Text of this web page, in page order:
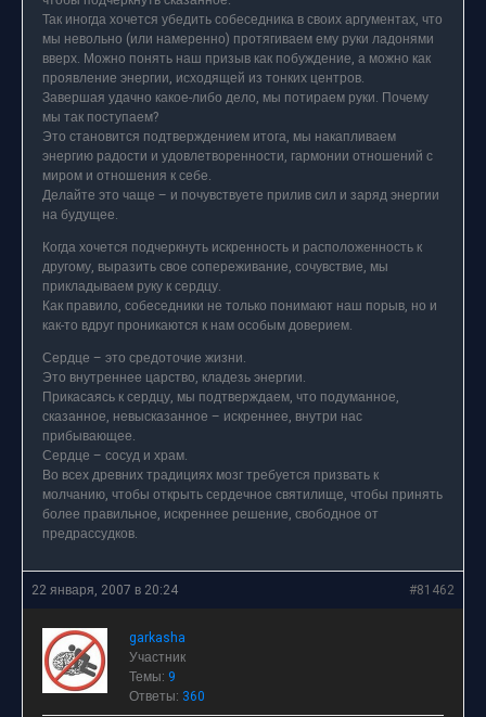
Так иногда хочется убедить собеседника в своих аргументах, что
мы невольно (или намеренно) протягиваем ему руки ладонями
вверх. Можно понять наш призыв как побуждение, а можно как
проявление энергии, исходящей из тонких центров.
Завершая удачно какое-либо дело, мы потираем руки. Почему
мы так поступаем?
Это становится подтверждением итога, мы накапливаем
энергию радости и удовлетворенности, гармонии отношений с
миром и отношения к себе.
Делайте это чаще – и почувствуете прилив сил и заряд энергии
на будущее.
Когда хочется подчеркнуть искренность и расположенность к
другому, выразить свое сопереживание, сочувствие, мы
прикладываем руку к сердцу.
Как правило, собеседники не только понимают наш порыв, но и
как-то вдруг проникаются к нам особым доверием.
Сердце – это средоточие жизни.
Это внутреннее царство, кладезь энергии.
Прикасаясь к сердцу, мы подтверждаем, что подуманное,
сказанное, невысказанное – искреннее, внутри нас
прибывающее.
Сердце – сосуд и храм.
Во всех древних традициях мозг требуется призвать к
молчанию, чтобы открыть сердечное святилище, чтобы принять
более правильное, искреннее решение, свободное от
предрассудков.
22 января, 2007 в 20:24 #81462
garkasha
Участник
Темы: 9
Ответы: 360